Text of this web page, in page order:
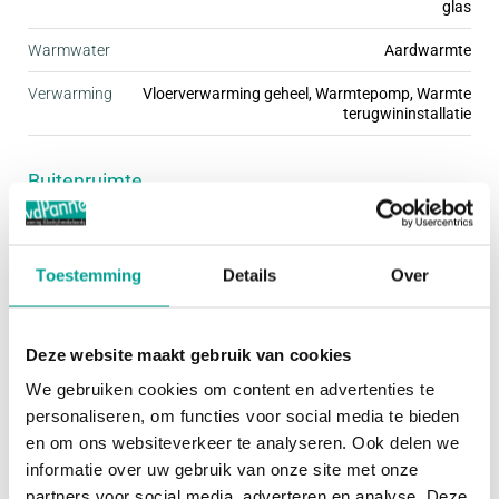
Toestemming Details Over
Deze website maakt gebruik van cookies
We gebruiken cookies om content en advertenties te
personaliseren, om functies voor social media te bieden
en om ons websiteverkeer te analyseren. Ook delen we
informatie over uw gebruik van onze site met onze
worden met een grote verscheidenheid aan
woningtypen ingericht. Daardoor is er voor
stuk zijn deze woningen fraai afgewerkt met mooie
details, wat de buurt een gezellige uitstraling geeft.
De kleine woonbuurten hebben een ding met elkaar
woont, terwijl je de dynamiek van de stad
gemakkelijk kunt opzoeken.
Het programma van Praal bestaat uit een ruime
glas
Warmwater Aardwarmte
Verwarming
Vloerverwarming geheel, Warmtepomp, Warmte
terugwininstallatie
Buitenruimte
Hoofdtuin Achtertuin
Bergruimte
Garage Geen garage
Schuur / Berging VRIJSTAAND_HOUT